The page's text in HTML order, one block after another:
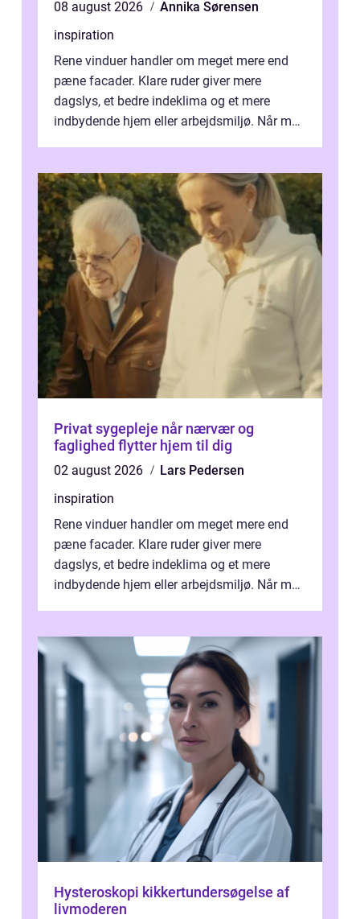
08 august 2026
Annika Sørensen
inspiration
Rene vinduer handler om meget mere end
pæne facader. Klare ruder giver mere
dagslys, et bedre indeklima og et mere
indbydende hjem eller arbejdsmiljø. Når man
Privat sygepleje når nærvær og
faglighed flytter hjem til dig
02 august 2026
Lars Pedersen
inspiration
Rene vinduer handler om meget mere end
pæne facader. Klare ruder giver mere
dagslys, et bedre indeklima og et mere
indbydende hjem eller arbejdsmiljø. Når man
Hysteroskopi kikkertundersøgelse af
livmoderen